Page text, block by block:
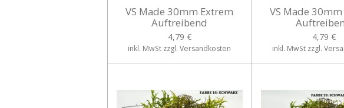
VS Made 30mm Extrem
Auftreibend
4,79 €
inkl. MwSt zzgl. Versandkosten
VS Made
4,79 €
inkl. MwSt zzgl.